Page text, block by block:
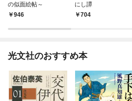
の似面絵帖～
946
にし譚
704
光文社のおすすめ本